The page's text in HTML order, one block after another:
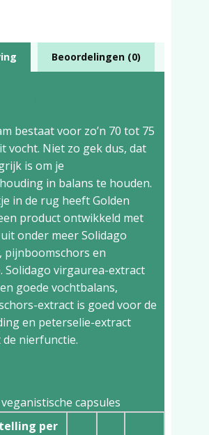
Beoordelingen (0)
bestaat voor zo’n 70 tot 75
vocht. Niet zo gek dus, dat
is om je
in balans te houden.
in de rug heeft Golden
product ontwikkeld met
onder meer Solidago
pijnboomschors en
Solidago virgaurea-extract
goede vochtbalans,
extract is goed voor de
en peterselie-extract
nierfunctie.
capsules
per